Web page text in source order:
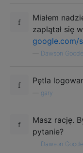
Miałem
zaplątał się
google.com/
Dawson
Pętla
gary
Masz rację.
pytanie?
Dawson